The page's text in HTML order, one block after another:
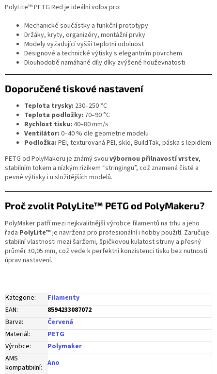
PolyLite™ PETG Red je ideální volba pro:
Mechanické součástky a funkční prototypy
Držáky, kryty, organizéry, montážní prvky
Modely vyžadující vyšší teplotní odolnost
Designové a technické výtisky s elegantním povrchem
Dlouhodobě namáhané díly díky zvýšené houževnatosti
Doporučené tiskové nastavení
Teplota trysky: 230–250 °C
Teplota podložky: 70–90 °C
Rychlost tisku: 40–80 mm/s
Ventilátor: 0–40 % dle geometrie modelu
Podložka: PEI, texturovaná PEI, sklo, BuildTak, páska s lepidlem
PETG od PolyMakeru je známý svou výbornou přilnavostí vrstev,
stabilním tokem a nízkým rizikem “stringingu”, což znamená čisté a
pevné výtisky i u složitějších modelů.
Proč zvolit PolyLite™ PETG od PolyMakeru?
PolyMaker patří mezi nejkvalitnější výrobce filamentů na trhu a jeho
řada PolyLite™ je navržena pro profesionální i hobby použití. Zaručuje
stabilní vlastnosti mezi šaržemi, špičkovou kulatost struny a přesný
průměr ±0,05 mm, což vede k perfektní konzistenci tisku bez nutnosti
úprav nastavení.
Kategorie:
Filamenty
EAN:
8594233087072
Barva:
Červená
Materiál:
PETG
Výrobce:
Polymaker
AMS
kompatibilní: Ano